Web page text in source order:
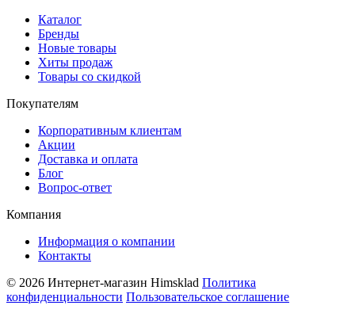
Каталог
Бренды
Новые товары
Хиты продаж
Товары со скидкой
Покупателям
Корпоративным клиентам
Акции
Доставка и оплата
Блог
Вопрос-ответ
Компания
Информация о компании
Контакты
© 2026 Интернет-магазин Himsklad Политика
конфиденциальности Пользовательское соглашение